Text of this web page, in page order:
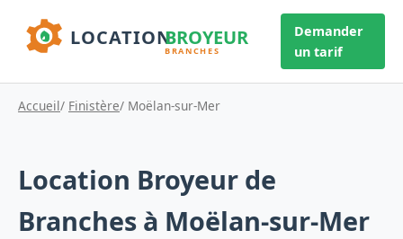
Demander
un tarif
Accueil/ Finistère/ Moëlan-sur-Mer
Location Broyeur de
Branches à Moëlan-sur-Mer